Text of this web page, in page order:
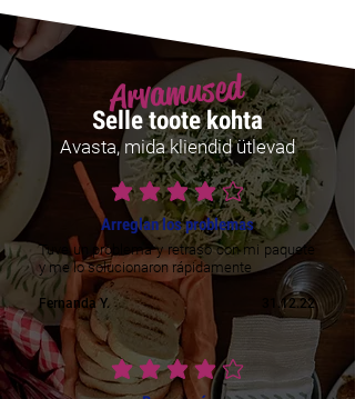
Arvamused
Selle toote kohta
Avasta, mida kliendid ütlevad
average rating is 4 out of 5
Arreglan los problemas
Tuve un problema y retraso con mi paquete
y me lo solucionaron rápidamente
Fernanda Y. 31.12.22
average rating is 4 out of 5